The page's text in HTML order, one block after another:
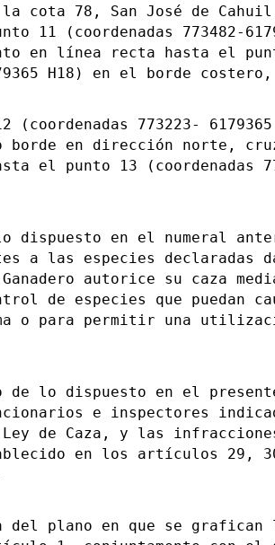
la cota 78, San José de
11 (coordenadas 773482-
en línea recta hasta el
H18) en el borde
(coordenadas 773223-
borde en dirección norte,
el punto 13 (coordenadas
en el numeral
a las especies declaradas
autorice su caza
de especies que puedan
o para permitir una
lo dispuesto en el
e inspectores
de Caza, y las
en los artículos 29,
plano en que se grafican